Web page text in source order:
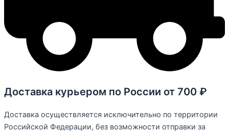
Доставка курьером по России от 700 ₽
Доставка осуществляется исключительно по территории
Российской Федерации, без возможности отправки за